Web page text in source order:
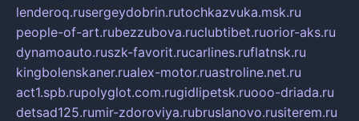
lenderoq.rusergeydobrin.rutochkazvuka.msk.ru
people-of-art.rubezzubova.ruclubtibet.ruorior-aks.ru
dynamoauto.ruszk-favorit.rucarlines.ruflatnsk.ru
kingbolenskaner.rualex-motor.ruastroline.net.ru
act1.spb.rupolyglot.com.rugidlipetsk.ruooo-driada.ru
detsad125.rumir-zdoroviya.rubruslanovo.rusiterem.ru